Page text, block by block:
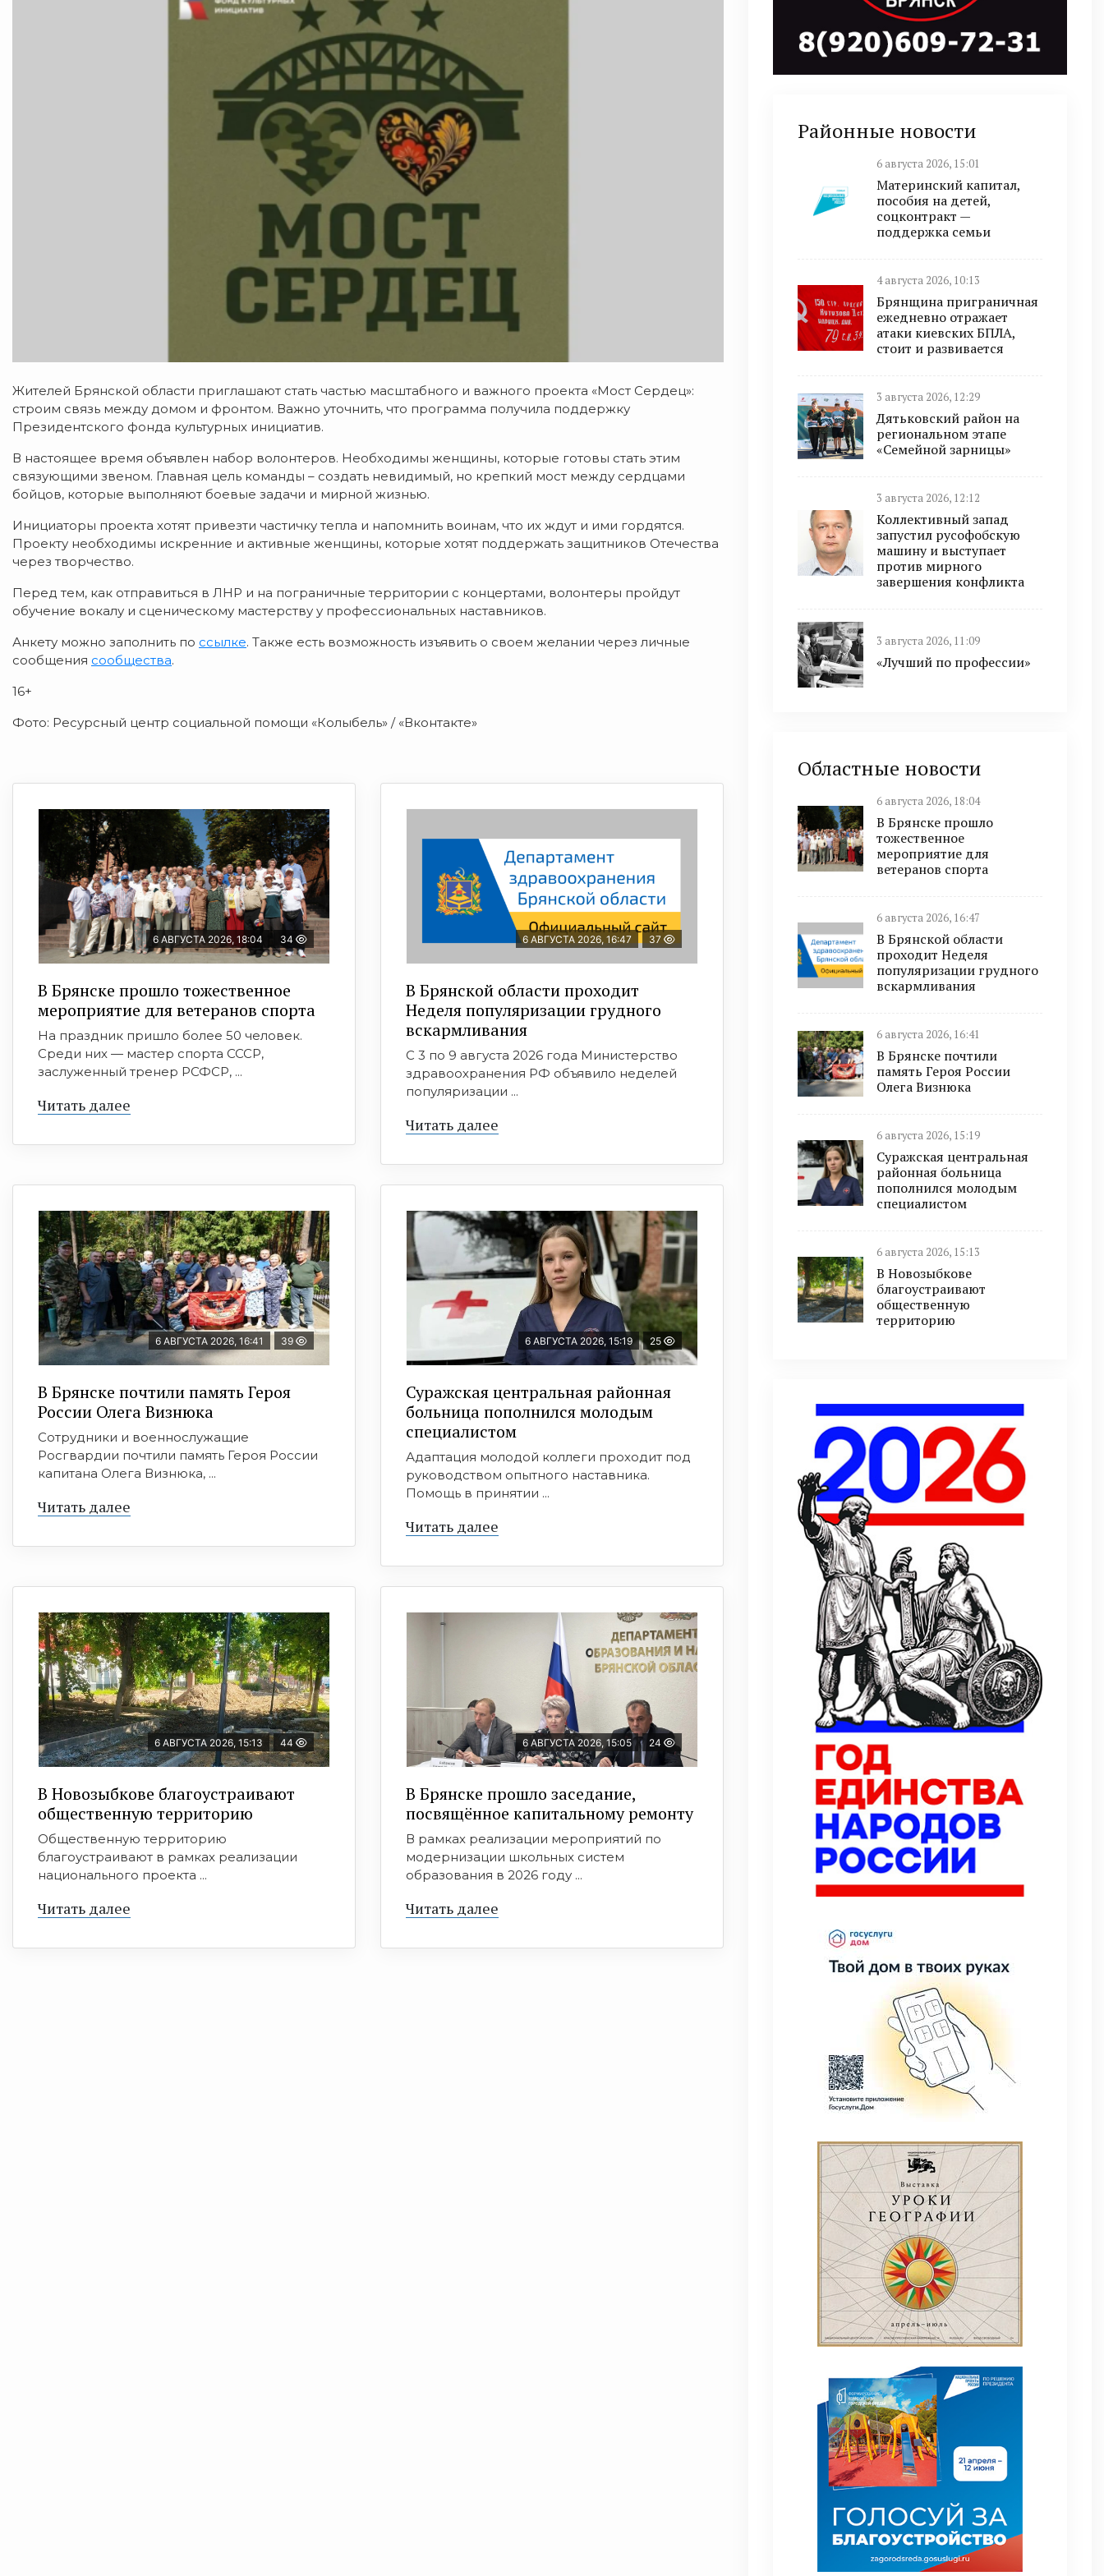
Жителей Брянской области приглашают стать частью масштабного и важного проекта «Мост Сердец»:
строим связь между домом и фронтом. Важно уточнить, что программа получила поддержку
Президентского фонда культурных инициатив.
В настоящее время объявлен набор волонтеров. Необходимы женщины, которые готовы стать этим
связующими звеном. Главная цель команды – создать невидимый, но крепкий мост между сердцами
бойцов, которые выполняют боевые задачи и мирной жизнью.
Инициаторы проекта хотят привезти частичку тепла и напомнить воинам, что их ждут и ими гордятся.
Проекту необходимы искренние и активные женщины, которые хотят поддержать защитников Отечества
через творчество.
Перед тем, как отправиться в ЛНР и на пограничные территории с концертами, волонтеры пройдут
обучение вокалу и сценическому мастерству у профессиональных наставников.
Анкету можно заполнить по ссылке. Также есть возможность изъявить о своем желании через личные
сообщения сообщества.
16+
Фото: Ресурсный центр социальной помощи «Колыбель» / «Вконтакте»
6 АВГУСТА 2026, 18:04 34
В Брянске прошло тожественное
мероприятие для ветеранов спорта
На праздник пришло более 50 человек.
Среди них — мастер спорта СССР,
заслуженный тренер РСФСР, ...
Читать далее
6 АВГУСТА 2026, 16:47 37
В Брянской области проходит
Неделя популяризации грудного
вскармливания
С 3 по 9 августа 2026 года Министерство
здравоохранения РФ объявило неделей
популяризации ...
Читать далее
6 АВГУСТА 2026, 16:41 39
В Брянске почтили память Героя
России Олега Визнюка
Сотрудники и военнослужащие
Росгвардии почтили память Героя России
капитана Олега Визнюка, ...
Читать далее
6 АВГУСТА 2026, 15:19 25
Суражская центральная районная
больница пополнился молодым
специалистом
Адаптация молодой коллеги проходит под
руководством опытного наставника.
Помощь в принятии ...
Читать далее
6 АВГУСТА 2026, 15:13 44
В Новозыбкове благоустраивают
общественную территорию
Общественную территорию
благоустраивают в рамках реализации
национального проекта ...
Читать далее
6 АВГУСТА 2026, 15:05 24
В Брянске прошло заседание,
посвящённое капитальному ремонту
В рамках реализации мероприятий по
модернизации школьных систем
образования в 2026 году ...
Читать далее
Районные новости
6 августа 2026, 15:01
Материнский капитал,
пособия на детей,
соцконтракт —
поддержка семьи
4 августа 2026, 10:13
Брянщина приграничная
ежедневно отражает
атаки киевских БПЛА,
стоит и развивается
3 августа 2026, 12:29
Дятьковский район на
региональном этапе
«Семейной зарницы»
3 августа 2026, 12:12
Коллективный запад
запустил русофобскую
машину и выступает
против мирного
завершения конфликта
3 августа 2026, 11:09
«Лучший по профессии»
Областные новости
6 августа 2026, 18:04
В Брянске прошло
тожественное
мероприятие для
ветеранов спорта
6 августа 2026, 16:47
В Брянской области
проходит Неделя
популяризации грудного
вскармливания
6 августа 2026, 16:41
В Брянске почтили
память Героя России
Олега Визнюка
6 августа 2026, 15:19
Суражская центральная
районная больница
пополнился молодым
специалистом
6 августа 2026, 15:13
В Новозыбкове
благоустраивают
общественную
территорию